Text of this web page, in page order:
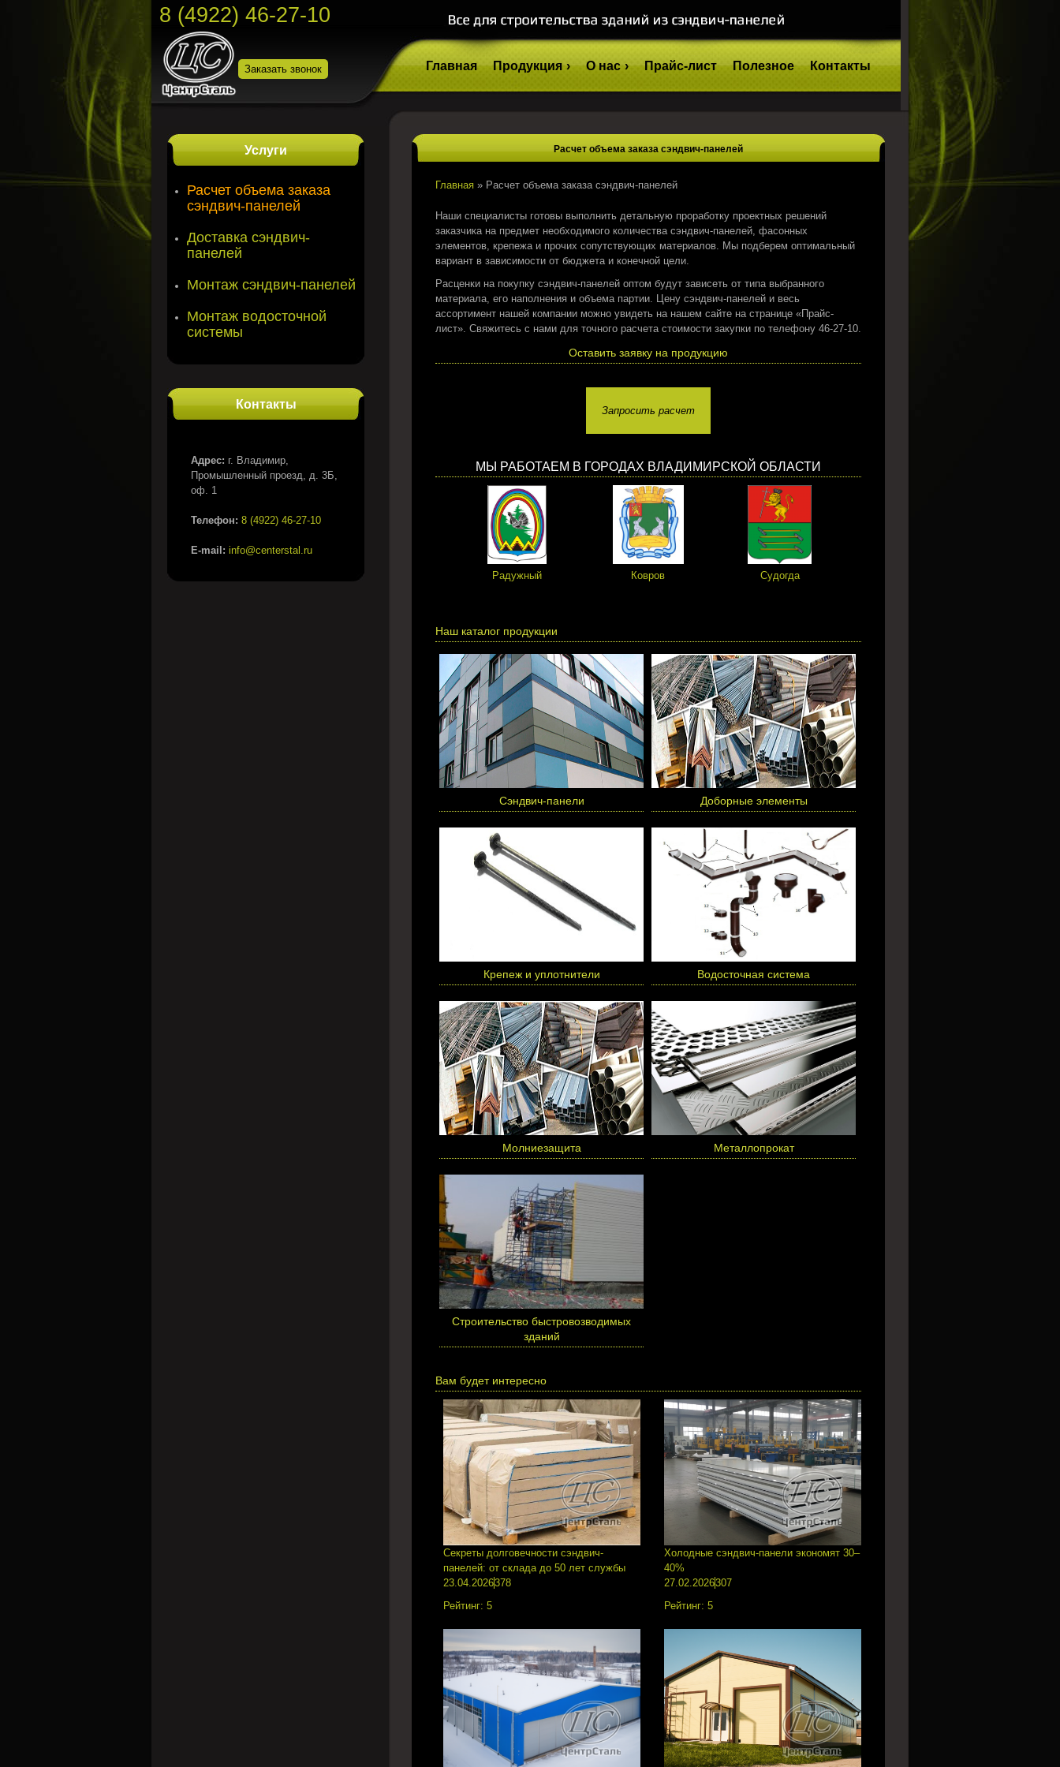
8 (4922) 46-27-10
Заказать звонок Главная Продукция О нас Прайс-лист Полезное Контакты
Услуги
Расчет объема заказа
сэндвич-панелей
Доставка сэндвич-
панелей
Монтаж сэндвич-панелей
Монтаж водосточной
системы
Контакты
Адрес: г. Владимир,
Промышленный проезд, д. 3Б,
оф. 1
Телефон: 8 (4922) 46-27-10
E-mail: info@centerstal.ru
Расчет объема заказа сэндвич-панелей
Главная » Расчет объема заказа сэндвич-панелей
Наши специалисты готовы выполнить детальную проработку проектных решений
заказчика на предмет необходимого количества сэндвич-панелей, фасонных
элементов, крепежа и прочих сопутствующих материалов. Мы подберем оптимальный
вариант в зависимости от бюджета и конечной цели.
Расценки на покупку сэндвич-панелей оптом будут зависеть от типа выбранного
материала, его наполнения и объема партии. Цену сэндвич-панелей и весь
ассортимент нашей компании можно увидеть на нашем сайте на странице «Прайс-
лист». Свяжитесь с нами для точного расчета стоимости закупки по телефону 46-27-10.
Оставить заявку на продукцию
Запросить расчет
МЫ РАБОТАЕМ В ГОРОДАХ ВЛАДИМИРСКОЙ ОБЛАСТИ
Радужный Ковров Судогда
Наш каталог продукции
Сэндвич-панели Доборные элементы
Крепеж и уплотнители Водосточная система
Молниезащита Металлопрокат
Cтроительство быстровозводимых
зданий
Вам будет интересно
Секреты долговечности сэндвич-
панелей: от склада до 50 лет службы
23.04.2026378
Рейтинг: 5
Холодные сэндвич-панели экономят 30–
40%
27.02.2026307
Рейтинг: 5